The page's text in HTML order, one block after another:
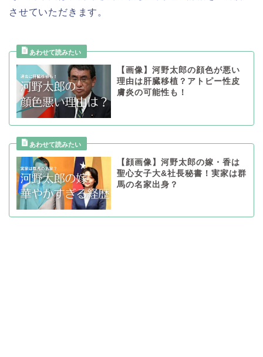
させていただきます。
【画像】河野太郎の顔色が悪い
理由は肝臓移植？アトピー性皮
膚炎の可能性も！
【顔画像】河野太郎の嫁・香は
聖心女子大&社長秘書！実家は群
馬の名家出身？